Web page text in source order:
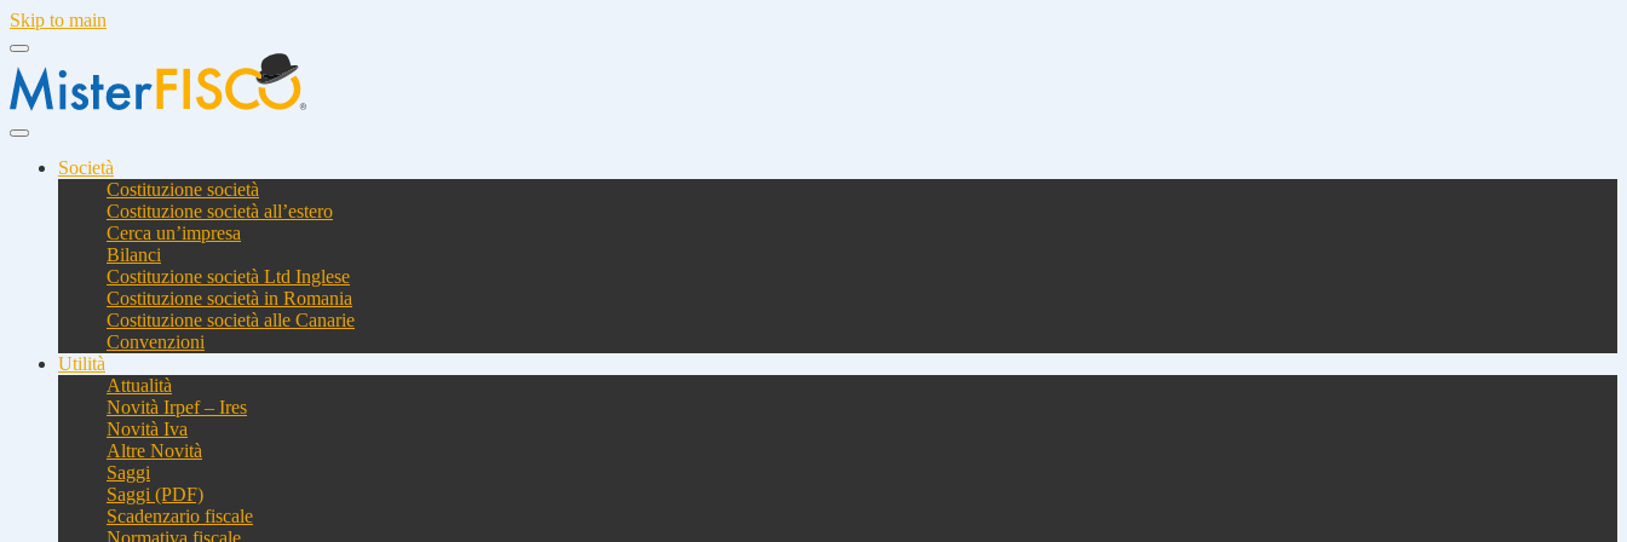
Skip to main
Società
Costituzione società
Costituzione società all’estero
Cerca un’impresa
Bilanci
Costituzione società Ltd Inglese
Costituzione società in Romania
Costituzione società alle Canarie
Convenzioni
Utilità
Attualità
Novità Irpef – Ires
Novità Iva
Altre Novità
Saggi
Saggi (PDF)
Scadenzario fiscale
Normativa fiscale